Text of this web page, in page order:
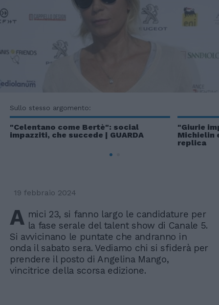
Sullo stesso argomento:
"Celentano come Bertè": social
impazziti, che succede | GUARDA
"Giurie
Michielin
replica
19 febbraio 2024
A mici 23, si fanno largo le candidature per
la fase serale del talent show di Canale 5.
Si avvicinano le puntate che andranno in
onda il sabato sera. Vediamo chi si sfiderà per
prendere il posto di Angelina Mango,
vincitrice della scorsa edizione.